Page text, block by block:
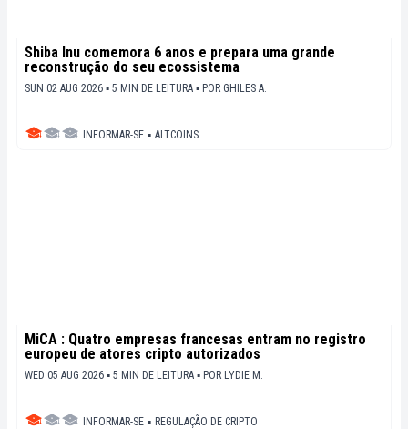
Shiba Inu comemora 6 anos e prepara uma grande
reconstrução do seu ecossistema
SUN 02 AUG 2026 ▪ 5 MIN DE LEITURA ▪ POR GHILES A.
INFORMAR-SE ▪ ALTCOINS
MiCA : Quatro empresas francesas entram no registro
europeu de atores cripto autorizados
WED 05 AUG 2026 ▪ 5 MIN DE LEITURA ▪ POR LYDIE M.
INFORMAR-SE ▪ REGULAÇÃO DE CRIPTO